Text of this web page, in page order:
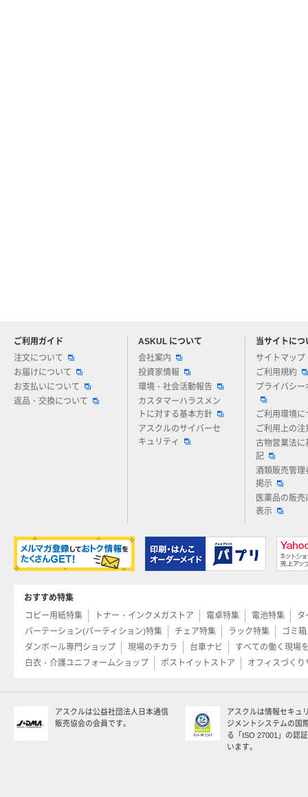
ご利用ガイド
注文について
お届けについて
お支払いについて
返品・交換について
ASKUL について
会社案内
投資家情報
環境・社会活動報告
カスタマーハラスメン
トに対する基本方針
アスクルのサイバーセ
キュリティ
当サイトにつ
サイトマップ
ご利用規約
プライバシー
ご利用環境に
ご利用上の注
古物営業法に
記
酒類販売管理
掲示
医薬品の販売
表示
アスクルについてお気軽にご質問ください
おすすめ特集
コピー用紙特集
トナー・インクメガストア 電卓特集 電池特集
タ
パーテーション(パーティション)特集
チェア特集 ラック特集
ゴミ
ダンボール専門ショップ
現場のチカラ 台車ナビ
すべての働く現場
白衣・介護ユニフォームショップ
ポストイットストア オフィスづくり
アスクルは公益社団法人日本通信
販売協会の会員です。
アスクルは情報セキュ
ジメントシステムの国
る「ISO 27001」の認
います。